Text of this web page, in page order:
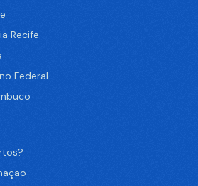
Recife
Federal